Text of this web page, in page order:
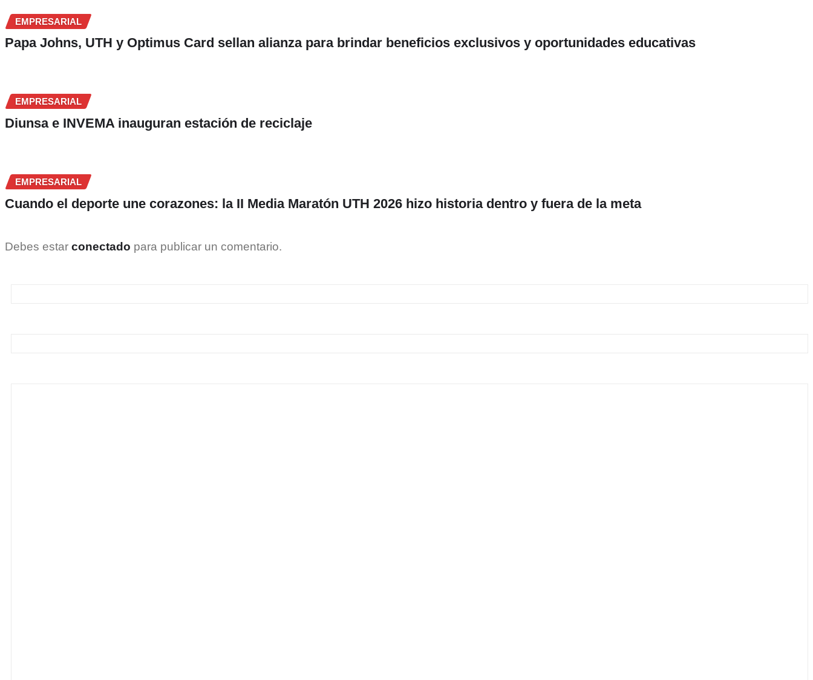
EMPRESARIAL
Papa Johns, UTH y Optimus Card sellan alianza para brindar beneficios exclusivos y oportunidades educativas
EMPRESARIAL
Diunsa e INVEMA inauguran estación de reciclaje
EMPRESARIAL
Cuando el deporte une corazones: la II Media Maratón UTH 2026 hizo historia dentro y fuera de la meta
Debes estar conectado para publicar un comentario.